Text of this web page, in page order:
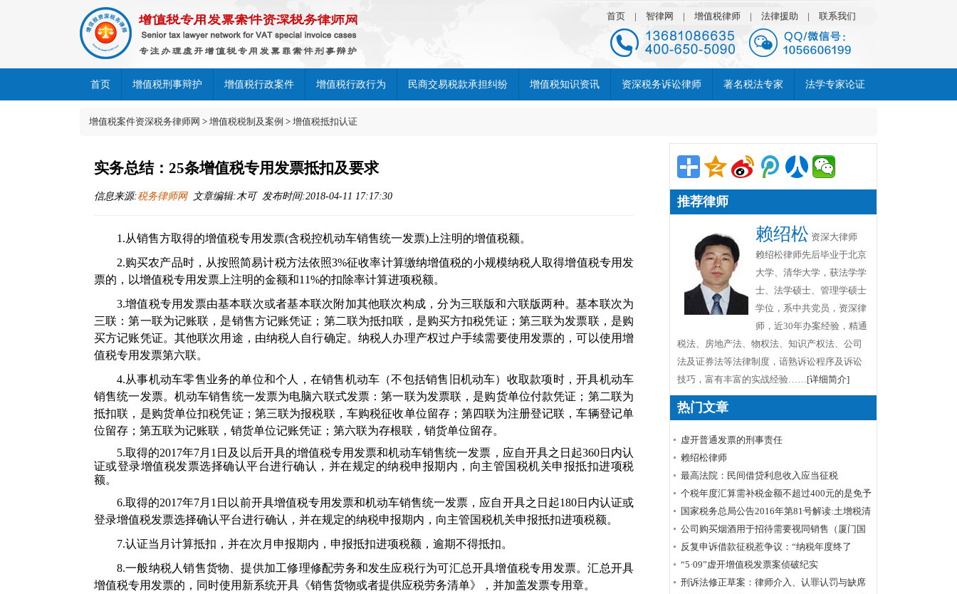
首页 | 智律网 | 增值税律师 | 法律援助 | 联系我们
首页 增值税刑事辩护 增值税行政案件 增值税行政行为 民商交易税款承担纠纷 增值税知识资讯 资深税务诉讼律师 著名税法专家 法学专家论证
增值税案件资深税务律师网 > 增值税税制及案例 > 增值税抵扣认证
实务总结：25条增值税专用发票抵扣及要求
信息来源:税务律师网文章编辑:木可 发布时间:2018-04-11 17:17:30
1.从销售方取得的增值税专用发票(含税控机动车销售统一发票)上注明的增值税额。
2.购买农产品时，从按照简易计税方法依照3%征收率计算缴纳增值税的小规模纳税人取得增值税专用发
票的，以增值税专用发票上注明的金额和11%的扣除率计算进项税额。
3.增值税专用发票由基本联次或者基本联次附加其他联次构成，分为三联版和六联版两种。基本联次为
三联：第一联为记账联，是销售方记账凭证；第二联为抵扣联，是购买方扣税凭证；第三联为发票联，是购
买方记账凭证。其他联次用途，由纳税人自行确定。纳税人办理产权过户手续需要使用发票的，可以使用增
值税专用发票第六联。
4.从事机动车零售业务的单位和个人，在销售机动车（不包括销售旧机动车）收取款项时，开具机动车
销售统一发票。机动车销售统一发票为电脑六联式发票：第一联为发票联，是购货单位付款凭证；第二联为
抵扣联，是购货单位扣税凭证；第三联为报税联，车购税征收单位留存；第四联为注册登记联，车辆登记单
位留存；第五联为记账联，销货单位记账凭证；第六联为存根联，销货单位留存。
5.取得的2017年7月 1 日及以后开具的增值税专用发票和机动车销售统一发票，应自开具之日起360日内认
证或登录增值税发票选择确认平台进行确认，并在规定的纳税申报期内，向主管国税机关申报抵扣进项税
额。
6.取得的2017年7月1日以前开具增值税专用发票和机动车销售统一发票，应自开具之日起180日内认证或
登录增值税发票选择确认平台进行确认，并在规定的纳税申报期内，向主管国税机关申报抵扣进项税额。
7.认证当月计算抵扣，并在次月申报期内，申报抵扣进项税额，逾期不得抵扣。
8.一般纳税人销售货物、提供加工修理修配劳务和发生应税行为可汇总开具增值税专用发票。汇总开具
增值税专用发票的，同时使用新系统开具《销售货物或者提供应税劳务清单》，并加盖发票专用章。
推荐律师
赖绍松 资深大律师
赖绍松律师先后毕业于北京
大学、清华大学，获法学学
士、法学硕士、管理学硕士
学位，系中共党员，资深律
师，近30年办案经验，精通
税法、房地产法、物权法、知识产权法、公司
法及证券法等法律制度，谙熟诉讼程序及诉讼
技巧，富有丰富的实战经验……[详细简介]
热门文章
虚开普通发票的刑事责任
赖绍松律师
最高法院：民间借贷利息收入应当征税
个税年度汇算需补税金额不超过400元的是免予
申报还是免予补缴
国家税务总局公告2016年第81号解读:土增税清
算 所得税退还
公司购买烟酒用于招待需要视同销售（厦门国
税口径）
反复申诉借款征税惹争议：“纳税年度终了
后”如何理解
“5·09”虚开增值税发票案侦破纪实
刑诉法修正草案：律师介入、认罪认罚与缺席